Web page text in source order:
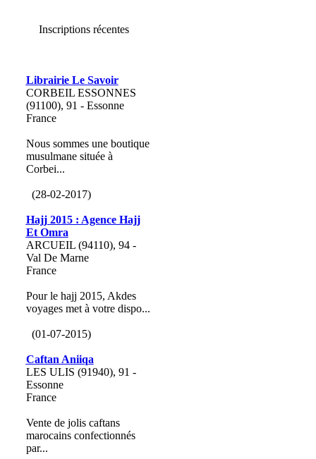
Inscriptions récentes
Librairie Le Savoir
CORBEIL ESSONNES
(91100), 91 - Essonne
France
Nous sommes une boutique
musulmane située à
Corbei...
(28-02-2017)
Hajj 2015 : Agence Hajj
Et Omra
ARCUEIL (94110), 94 -
Val De Marne
France
Pour le hajj 2015, Akdes
voyages met à votre dispo...
(01-07-2015)
Caftan Aniiqa
LES ULIS (91940), 91 -
Essonne
France
Vente de jolis caftans
marocains confectionnés
par...